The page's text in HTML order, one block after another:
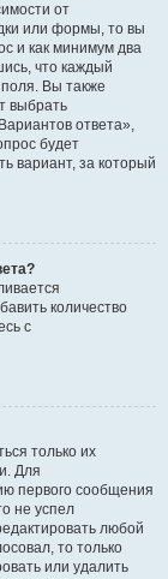
от
или формы, то вы
и как минимум два
что каждый
поля. Вы также
выбрать
ответа»,
будет
вариант, за который
количество
с
только их
Для
первого сообщения
не успел
любой
то только
или удалить